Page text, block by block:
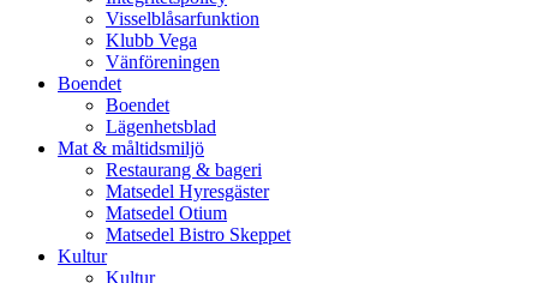
Visselblåsarfunktion
Klubb Vega
Vänföreningen
Boendet
Boendet
Lägenhetsblad
Mat & måltidsmiljö
Restaurang & bageri
Matsedel Hyresgäster
Matsedel Otium
Matsedel Bistro Skeppet
Kultur
Kultur